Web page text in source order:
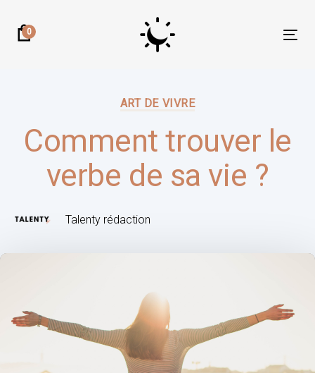
links
0
ART DE VIVRE
Comment trouver le
verbe de sa vie ?
Talenty rédaction